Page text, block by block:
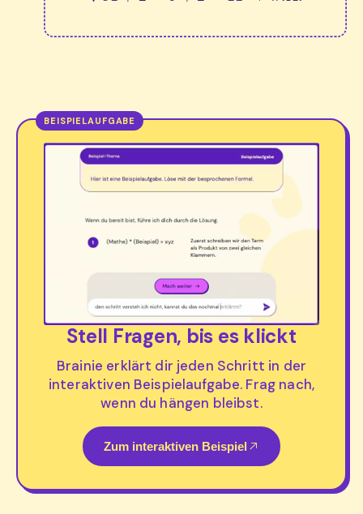
Stell Fragen, bis es klickt
Brainie erklärt dir jeden Schritt in der
interaktiven Beispielaufgabe. Frag nach,
wenn du hängen bleibst.
Zum interaktiven Beispiel